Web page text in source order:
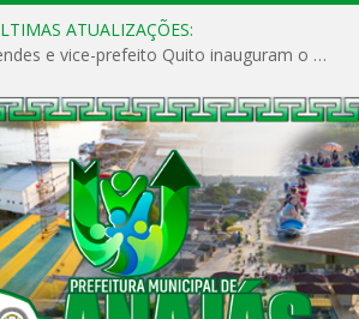
ATUALIZAÇÕES:
Prefeito Vivaldo Mendes e vice-prefeito Quito inauguram o CAPS e fortalecem a saúde pública em Anajás.